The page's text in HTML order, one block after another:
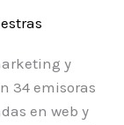
y
34 emisoras
en web y